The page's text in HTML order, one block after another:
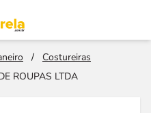
/
Costureiras
ROUPAS LTDA